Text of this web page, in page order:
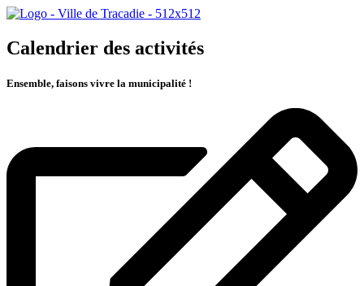
Calendrier des activités
Ensemble, faisons vivre la municipalité !